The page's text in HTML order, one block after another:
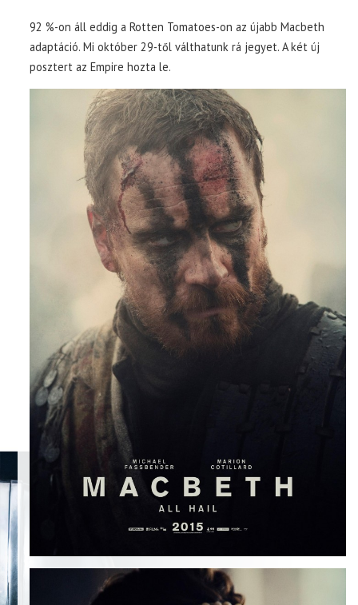
92 %-on áll eddig a Rotten Tomatoes-on az újabb Macbeth
adaptáció. Mi október 29-től válthatunk rá jegyet. A két új
posztert az Empire hozta le.